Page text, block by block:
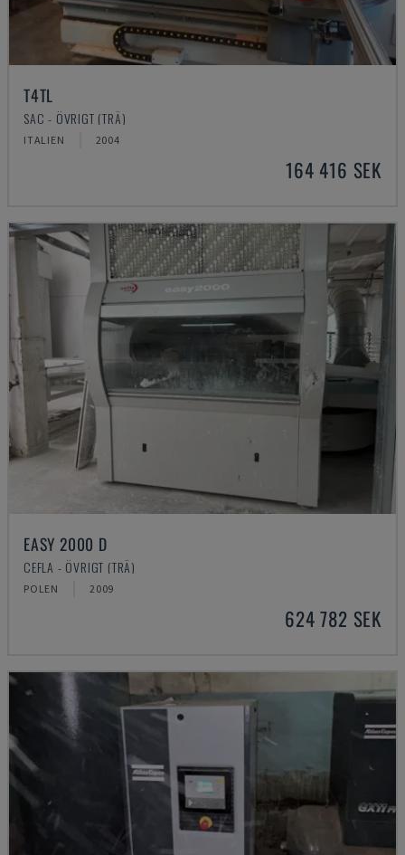
T4TL
SAC - ÖVRIGT (TRÄ)
ITALIEN 2004
164 416 SEK
EASY 2000 D
CEFLA - ÖVRIGT (TRÄ)
POLEN 2009
624 782 SEK